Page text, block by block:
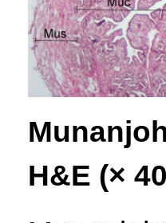
H&E (×